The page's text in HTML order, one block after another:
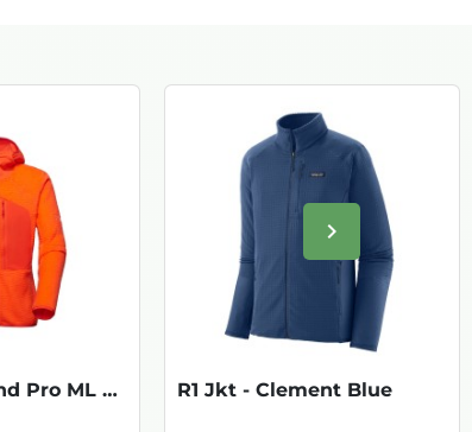
Volgende
keyboard_arrow_right
Eiger Nordwand Pro ML Air HD Jkt-Eiger O R1 Jkt - Clement Blue